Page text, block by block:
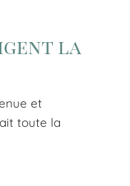
la
et
toute la